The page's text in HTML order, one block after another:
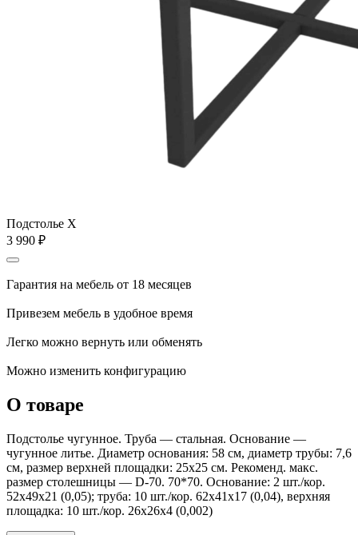
Подстолье X
3 990 ₽
Гарантия на мебель от 18 месяцев
Привезем мебель в удобное время
Легко можно вернуть или обменять
Можно изменить конфигурацию
О товаре
Подстолье чугунное. Труба — стальная. Основание —
чугунное литье. Диаметр основания: 58 см, диаметр трубы: 7,6
см, размер верхней площадки: 25х25 см. Рекоменд. макс.
размер столешницы — D-70. 70*70. Основание: 2 шт./кор.
52х49х21 (0,05); труба: 10 шт./кор. 62х41х17 (0,04), верхняя
площадка: 10 шт./кор. 26х26х4 (0,002)